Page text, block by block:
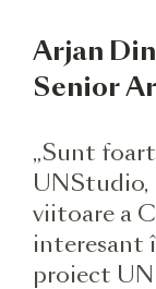
Arjan
Senior
„Sunt
viitoare a
interesant
proiect